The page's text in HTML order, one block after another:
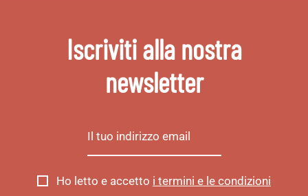
Iscriviti alla nostra
newsletter
Ho letto e accetto i termini e le condizioni